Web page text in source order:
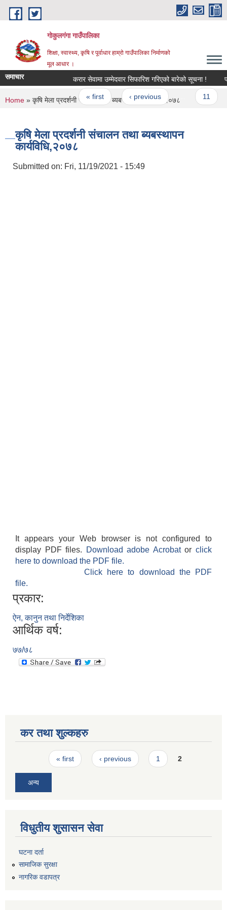
Skip to main content
गोकुलगंगा गाउँपालिका
शिक्षा, स्वास्थ्य, कृषि र पूर्वाधार हाम्रो गाउँपालिका निर्माणको
मूल आधार ।
समाचार करार सेवामा उम्मेदवार सिफारिश गरिएको बारेको सूचना !
Pages
« first ‹ previous … 11
You are here
Home » कृषि मेला प्रदर्शनी संचालन तथा ब्यबस्थापन कार्यविधि,२०७८
कृषि मेला प्रदर्शनी संचालन तथा ब्यबस्थापन
कार्यविधि,२०७८
Submitted on: Fri, 11/19/2021 - 15:49
It appears your Web browser is not configured to
display PDF files.
Download adobe Acrobatorclick
here to download the PDF file.
Click here to download the PDF
file.
प्रकार:
ऐन, कानुन तथा निर्देशिका
आर्थिक वर्ष:
७७/७८
कर तथा शुल्कहरु
Pages« first ‹ previous 1 2
अन्य
विधुतीय शुसासन सेवा
घटना दर्ता
सामाजिक सुरक्षा
नागरिक वडापत्र